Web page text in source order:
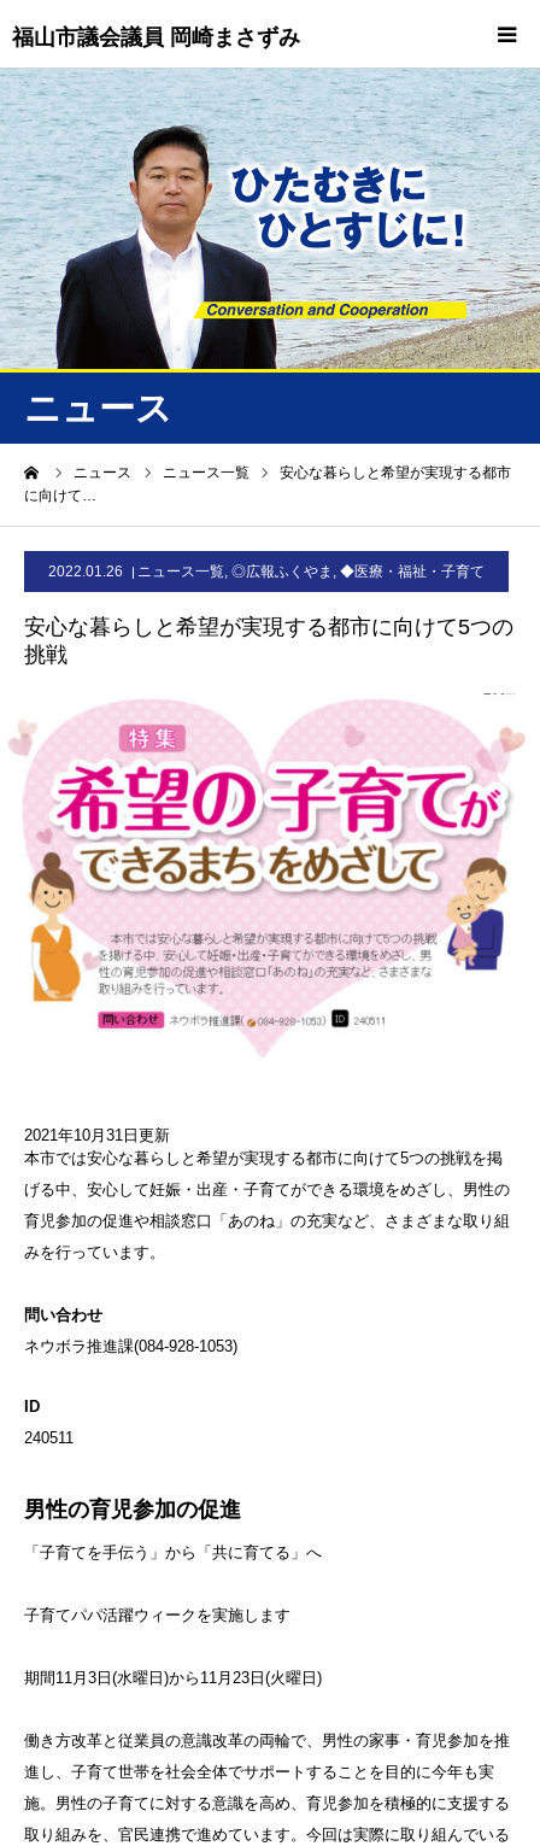
福山市議会議員 岡崎まさずみ
ニュース
ニュース ニュース一覧
安心な暮らしと希望が実現する都市
に向けて…
2022.01.26 ニュース一覧, ◎広報ふくやま , ◆医療・福祉・子育て
安心な暮らしと希望が実現する都市に向けて5つの
挑戦
2021年10月31日更新
本市では安心な暮らしと希望が実現する都市に向けて5つの挑戦を掲
げる中、安心して妊娠・出産・子育てができる環境をめざし、男性の
育児参加の促進や相談窓口「あのね」の充実など、さまざまな取り組
みを行っています。
問い合わせ
ネウボラ推進課(084-928-1053)
ID
240511
男性の育児参加の促進
「子育てを手伝う」から「共に育てる」へ
子育てパパ活躍ウィークを実施します
期間11月3日(水曜日)から11月23日(火曜日)
働き方改革と従業員の意識改革の両輪で、男性の家事・育児参加を推
進し、子育て世帯を社会全体でサポートすることを目的に今年も実
施。男性の子育てに対する意識を高め、育児参加を積極的に支援する
取り組みを、官民連携で進めています。今回は実際に取り組んでいる
HOME
重要情報
プロフィール
ニュース/トピックス
ニュース
お問合せ